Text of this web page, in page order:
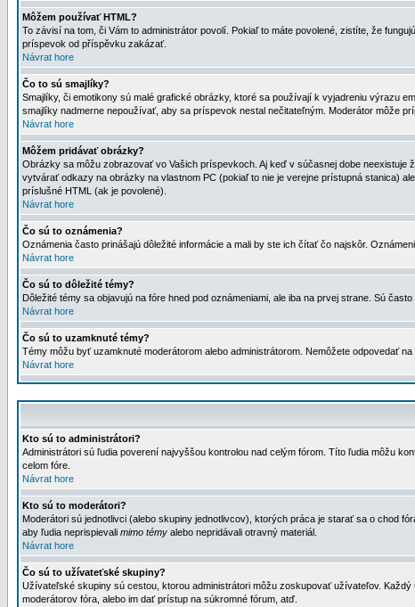
Môžem používať HTML?
To závisí na tom, či Vám to administrátor povolí. Pokiaľ to máte povolené, zistíte, že
príspevok od příspěvku zakázať.
Návrat hore
Čo to sú smajlíky?
Smajlíky, či emotikony sú malé grafické obrázky, ktoré sa používají k vyjadreniu výrazu
smajlíky nadmerne nepoužívať, aby sa príspevok nestal nečitateľným. Moderátor môže
Návrat hore
Môžem pridávať obrázky?
Obrázky sa môžu zobrazovať vo Vašich príspevkoch. Aj keď v súčasnej dobe neexistuje
vytvárať odkazy na obrázky na vlastnom PC (pokiaľ to nie je verejne prístupná stanica)
príslušné HTML (ak je povolené).
Návrat hore
Čo sú to oznámenia?
Oznámenia často prinášajú dôležité informácie a mali by ste ich čítať čo najskôr.
Návrat hore
Čo sú to dôležité témy?
Dôležité témy sa objavujú na fóre hned pod oznámeniami, ale iba na prvej strane. Sú
Návrat hore
Čo sú to uzamknuté témy?
Témy môžu byť uzamknuté moderátorom alebo administrátorom. Nemôžete odpovedať
Návrat hore
Kto sú to administrátori?
Administrátori sú ľudia poverení najvyššou kontrolou nad celým fórom. Títo ľudia môžu
celom fóre.
Návrat hore
Kto sú to moderátori?
Moderátori sú jednotlivci (alebo skupiny jednotlivcov), ktorých práca je starať sa o chod
aby ľudia neprispievali mimo témy alebo nepridávali otravný materiál.
Návrat hore
Čo sú to užívateťské skupiny?
Užívateľské skupiny sú cestou, ktorou administrátori môžu zoskupovať užívateľov.
moderátorov fóra, alebo im dať prístup na súkromné fórum, atď.